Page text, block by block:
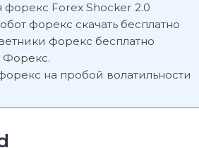
Forex Shocker 2.0
форекс скачать бесплатно
форекс бесплатно
Форекс.
на пробой волатильности